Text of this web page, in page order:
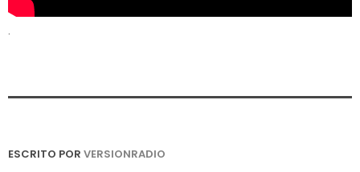
.
ESCRITO POR VERSIONRADIO